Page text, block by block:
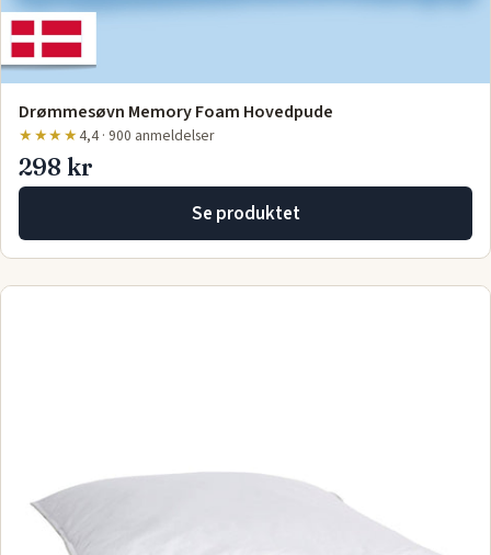
Drømmesøvn Memory Foam Hovedpude
★★★★4,4 · 900 anmeldelser
298 kr
Se produktet